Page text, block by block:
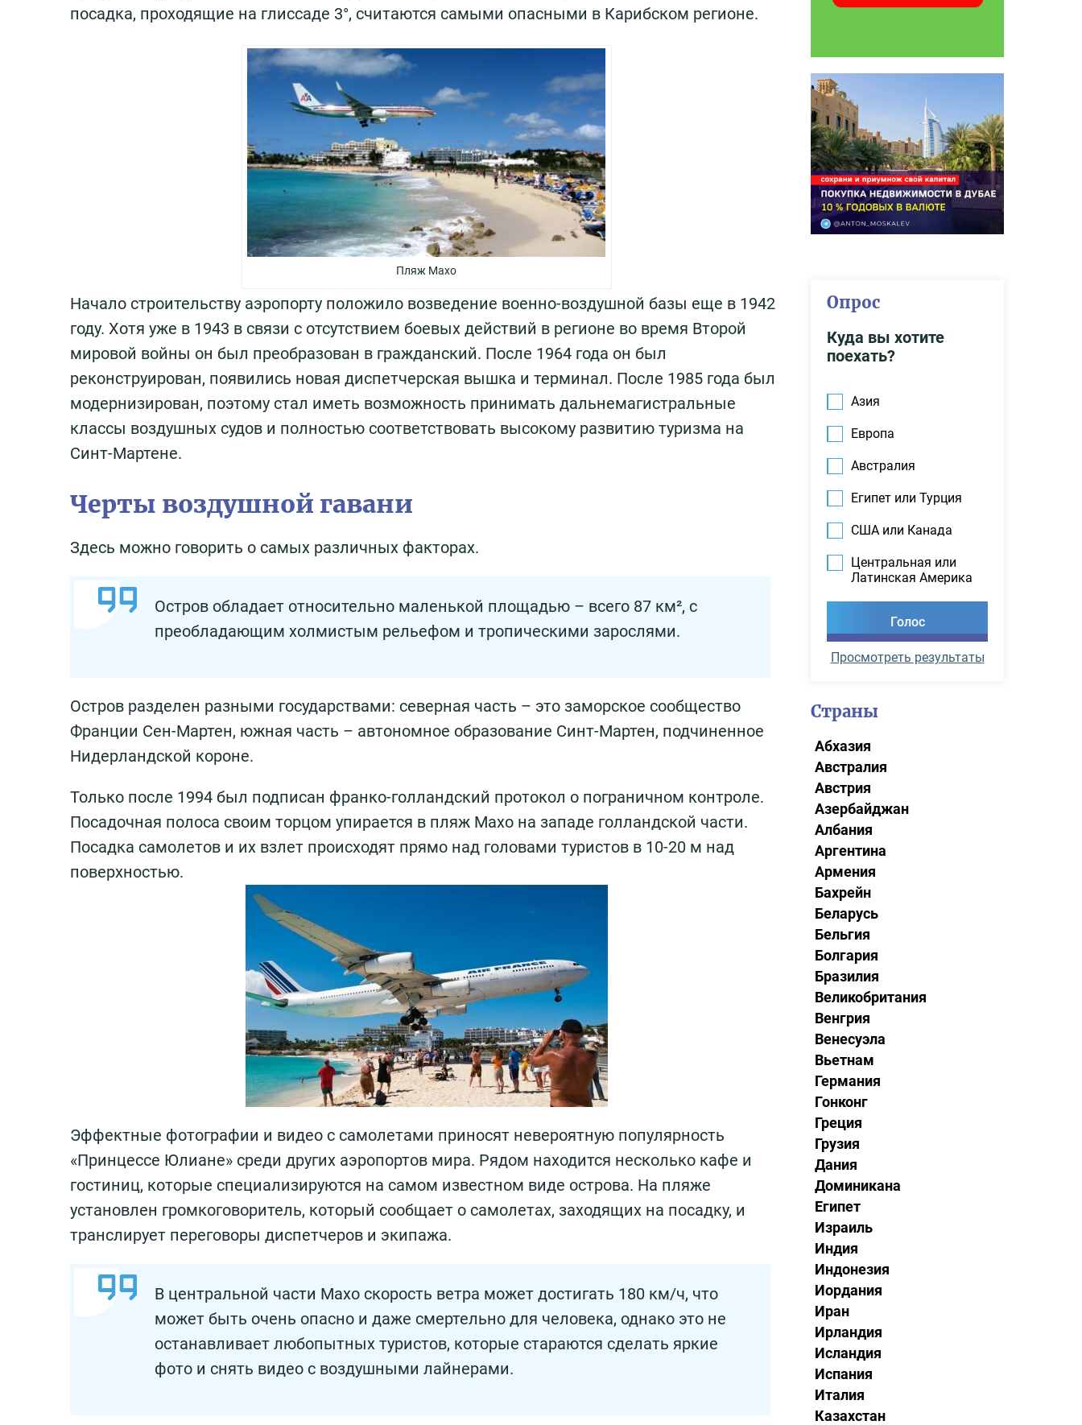
посадка, проходящие на глиссаде 3°, считаются самыми опасными в Карибском регионе.
Пляж Махо
Начало строительству аэропорту положило возведение военно-воздушной базы еще в 1942
году. Хотя уже в 1943 в связи с отсутствием боевых действий в регионе во время Второй
мировой войны он был преобразован в гражданский. После 1964 года он был
реконструирован, появились новая диспетчерская вышка и терминал. После 1985 года был
модернизирован, поэтому стал иметь возможность принимать дальнемагистральные
классы воздушных судов и полностью соответствовать высокому развитию туризма на
Синт-Мартене.
Черты воздушной гавани
Здесь можно говорить о самых различных факторах.
Остров обладает относительно маленькой площадью – всего 87 км², с
преобладающим холмистым рельефом и тропическими зарослями.
Остров разделен разными государствами: северная часть – это заморское сообщество
Франции Сен-Мартен, южная часть – автономное образование Синт-Мартен, подчиненное
Нидерландской короне.
Только после 1994 был подписан франко-голландский протокол о пограничном контроле.
Посадочная полоса своим торцом упирается в пляж Махо на западе голландской части.
Посадка самолетов и их взлет происходят прямо над головами туристов в 10-20 м над
поверхностью.
Эффектные фотографии и видео с самолетами приносят невероятную популярность
«Принцессе Юлиане» среди других аэропортов мира. Рядом находится несколько кафе и
гостиниц, которые специализируются на самом известном виде острова. На пляже
установлен громкоговоритель, который сообщает о самолетах, заходящих на посадку, и
транслирует переговоры диспетчеров и экипажа.
В центральной части Махо скорость ветра может достигать 180 км/ч, что
может быть очень опасно и даже смертельно для человека, однако это не
останавливает любопытных туристов, которые стараются сделать яркие
фото и снять видео с воздушными лайнерами.
Опрос
Куда вы хотите
поехать?
Азия
Европа
Австралия
Египет или Турция
США или Канада
Центральная или
Латинская Америка
Просмотреть результаты
Страны
Абхазия
Австралия
Австрия
Азербайджан
Албания
Аргентина
Армения
Бахрейн
Беларусь
Бельгия
Болгария
Бразилия
Великобритания
Венгрия
Венесуэла
Вьетнам
Германия
Гонконг
Греция
Грузия
Дания
Доминикана
Египет
Израиль
Индия
Индонезия
Иордания
Иран
Ирландия
Исландия
Испания
Италия
Казахстан